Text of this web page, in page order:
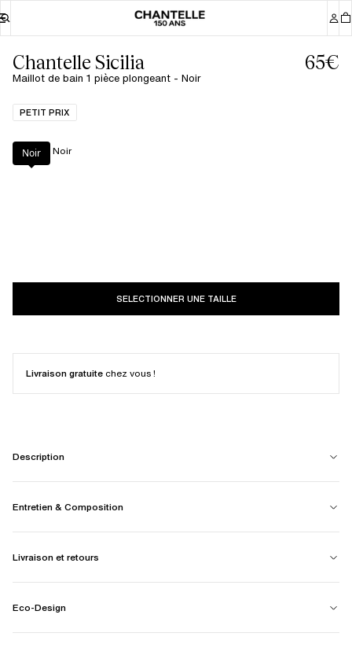
Chantelle Sicilia
Maillot de bain 1 pièce plongeant - Noir
65€
PETIT PRIX
Couleur Noir
Noir
SELECTIONNER UNE TAILLE
Livraison gratuite chez vous !
Description
Entretien & Composition
Livraison et retours
Eco-Design